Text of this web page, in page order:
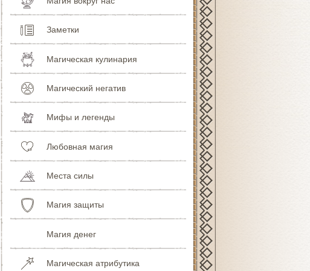
Заметки
Магическая кулинария
Магический негатив
Мифы и легенды
Любовная магия
Места силы
Магия защиты
Магия денег
Магическая атрибутика